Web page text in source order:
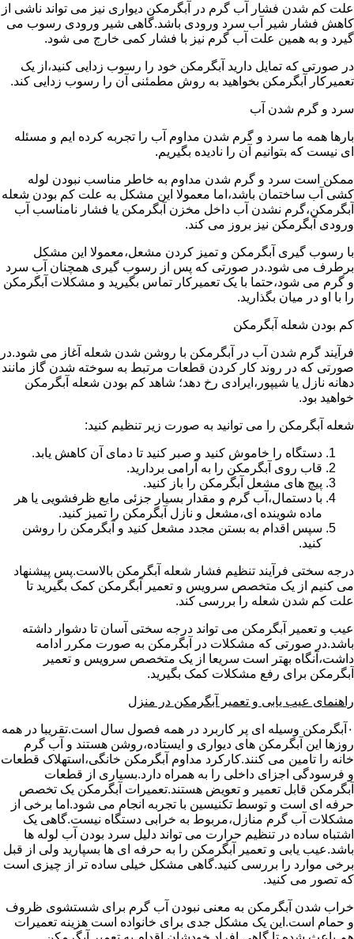
علت کم شدن فشار آب گرم در آبگرمکن دیواری نیز می تواند ناشی از
کاهش فشار شیر آب سرد ورودی باشد.گاهی شیر ورودی رسوب می
گیرد و به همین علت آب گرم نیز با فشار کمی خارج می شود.
در صورتی که تمایل دارید آبگرمکن خود را رسوب زدایی کنید،از یک
تعمیرکار آبگرمکن بخواهید به روش مطمئنی آن را رسوب زدایی کند.
سرد و گرم شدن آب
بارها همه ما سرد و گرم شدن مداوم آب را تجربه کرده ایم و مسئله
ای نیست که بتوانیم آن را نادیده بگیریم.
ممکن است سرد و گرم شدن مداوم به خاطر مناسب نبودن لوله
کشی آب ساختمان باشد،اما معمولا این مشکل به علت کم بودن شعله
آبگرمکن،گرم نشدن آب داخل مخزن آبگرمکن یا فشار نامناسب آب
ورودی آبگرمکن نیز بروز می کند.
با رسوب گیری آبگرمکن و تمیز کردن مشعل،معمولا این مشکل
برطرف می شود.در صورتی که پس از رسوب گیری همچنان آب سرد
و گرم می شود،حتما با یک تعمیرکار تماس بگیرید و مشکلات آبگرمکن
را با او در میان بگذارید.
کم بودن شعله آبگرمکن
فرآیند گرم شدن آب در آبگرمکن با روشن شدن شعله آغاز می شود.در
صورتی که در روند کار کردن قطعات مرتبط به سوخته شدن گاز مانند
دهانه نازل یا شیپور،ایرادی رخ دهد؛ شاهد کم بودن شعله آبگرمکن
خواهید بود.
شعله آبگرمکن را می توانید به صورت زیر تنظیم کنید:
دستگاه را خاموش کنید و صبر کنید تا دمای آن کاهش یابد.
قاب روی آبگرمکن را به آرامی بردارید.
پیچ های مشعل آبگرمکن را باز کنید.
با دستمال،آب گرم و مقدار بسیار جزئی مایع ظرفشویی یا هر
ماده شوینده ای،مشعل و نازل آبگرمکن را تمیز کنید.
سپس اقدام به بستن مجدد مشعل کنید و آبگرمکن را روشن
کنید.
درجه سختی فرآیند تنظیم فشار شعله آبگرمکن بالاست.پس پیشنهاد
می کنیم از یک متخصص سرویس و تعمیر آبگرمکن کمک بگیرید تا
علت کم شدن شعله را بررسی کند.
عیب و تعمیر آبگرمکن می تواند درجه سختی آسان تا دشوار داشته
باشد.در صورتی که مشکلات در آبگرمکن به صورت مکرر ادامه
داشت،آنگاه بهتر است سریعا از یک متخصص سرویس و تعمیر
آبگرمکن برای رفع مشکلات کمک بگیرید.
راهنمای عیب یابی و تعمیر آبگرمکن در منزل
۰آبگرمکن وسیله ای پر کاربرد در همه فصول سال است.تقریبا در همه
روزها این آبگرمکن های دیواری و ایستاده،روشن هستند و آب گرم
خانه را تامین می کنند.کارکرد مداوم آبگرمکن خانگی،استهلاک قطعات
و فرسودگی اجزای داخلی را به همراه دارد.بسیاری از قطعات
آبگرمکن قابل تعمیر و تعویض هستند.تعمیرات آبگرمکن یک تخصص
حرفه ای است و توسط تکنیسین با تجربه انجام می شود.اما برخی از
مشکلات آب گرم منازل،مربوط به خرابی دستگاه نیست.گاهی یک
اشتباه ساده در تنظیم حرارت می تواند دلیل سرد بودن آب لوله ها
باشد.عیب یابی و تعمیر آبگرمکن را به حرفه ای ها بسپارید ولی از قبل
برخی موارد را بررسی کنید.گاهی مشکل خیلی ساده تر از چیزی است
که تصور می کنید.
خراب شدن آبگرمکن به معنی نبودن آب گرم برای شستشوی ظروف
و حمام است.این یک مشکل جدی برای خانواده است هزینه تعمیرات